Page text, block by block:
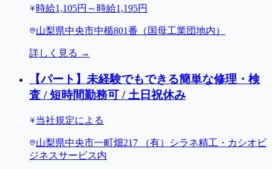
時給1,105円～時給1,195円
山梨県中央市中楯801番（国母工業団地内）
詳しく見る →
【パート】未経験でもできる簡単な修理・検
査 / 短時間勤務可 / 土日祝休み
当社規定による
山梨県中央市一町畑217 （有）シラネ精工・カシオビ
ジネスサービス内